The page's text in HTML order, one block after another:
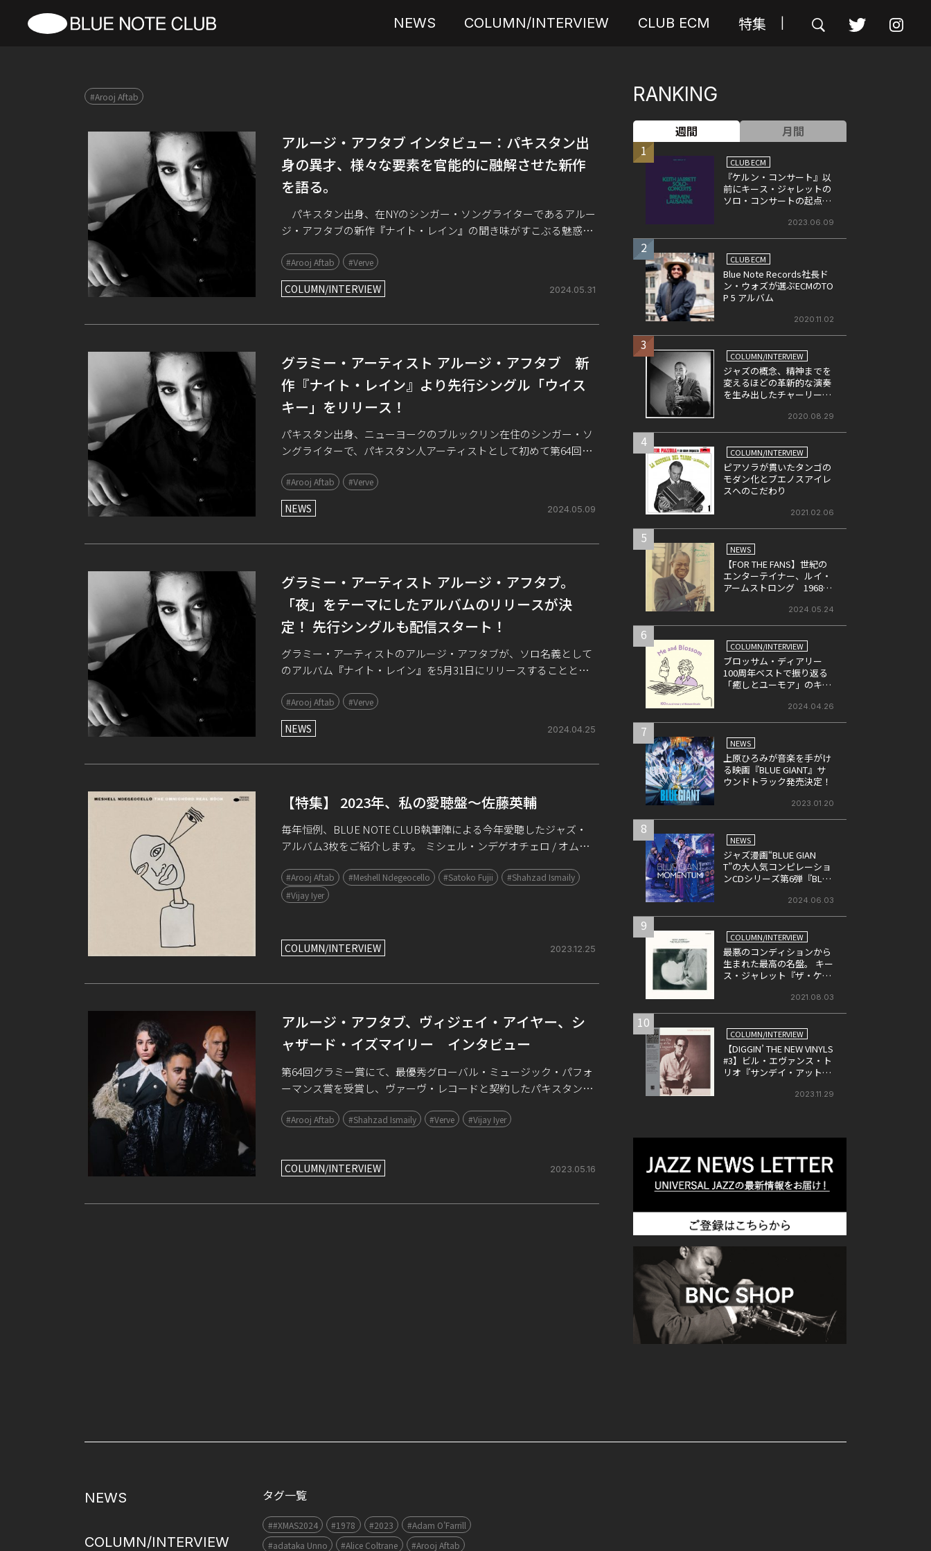
NEWS COLUMN/INTERVIEW CLUB ECM 特集
#Arooj Aftab
アルージ・アフタブ インタビュー：パキスタン出
身の異才、様々な要素を官能的に融解させた新作
を語る。
パキスタン出身、在NYのシンガー・ソングライターであるアルー
ジ・アフタブの新作『ナイト・レイン』の聞き味がすこぶる魅惑的
材で得た材料から、彼女のバックグラ […]
#Arooj Aftab #Verve
COLUMN/INTERVIEW 2024.05.31
グラミー・アーティスト アルージ・アフタブ 新
作『ナイト・レイン』より先行シングル「ウイス
キー」をリリース！
パキスタン出身、ニューヨークのブルックリン在住のシンガー・ソ
ングライターで、パキスタン人アーティストとして初めて第64回グ
ック・パフォーマンス賞を受賞したアルー […]
#Arooj Aftab #Verve
NEWS 2024.05.09
グラミー・アーティスト アルージ・アフタブ。
「夜」をテーマにしたアルバムのリリースが決
定！ 先行シングルも配信スタート！
グラミー・アーティストのアルージ・アフタブが、ソロ名義として
のアルバム『ナイト・レイン』を5月31日にリリースすることとな
配信、ミュージック・ビデ […]
#Arooj Aftab #Verve
NEWS 2024.04.25
【特集】 2023年、私の愛聴盤～佐藤英輔
毎年恒例、BLUE NOTE CLUB執筆陣による今年愛聴したジャズ・
アルバム3枚をご紹介します。 ミシェル・ンデゲオチェロ / オムニ
#Arooj Aftab #Meshell Ndegeocello #Satoko Fujii
#Shahzad Ismaily
#Vijay Iyer
COLUMN/INTERVIEW 2023.12.25
アルージ・アフタブ、ヴィジェイ・アイヤー、シ
ャザード・イズマイリー インタビュー
第64回グラミー賞にて、最優秀グローバル・ミュージック・パフォ
ーマンス賞を受賞し、ヴァーヴ・レコードと契約したパキスタン出
トされたピアニスト、ヴィジェイ・アイヤ […]
#Arooj Aftab #Shahzad Ismaily #Verve #Vijay Iyer
COLUMN/INTERVIEW 2023.05.16
RANKING
週間
月間
1
CLUB ECM
『ケルン・コンサート』以
前にキース・ジャレットの
ソロ・コンサートの起点と
2023.06.09
2
CLUB ECM
Blue Note Records社長ド
ン・ウォズが選ぶECMのTO
P 5 アルバム
2020.11.02
3
COLUMN/INTERVIEW
ジャズの概念、精神までを
変えるほどの革新的な演奏
を生み出したチャーリー・
2020.08.29
4
COLUMN/INTERVIEW
ピアソラが貫いたタンゴの
モダン化とブエノスアイレ
スへのこだわり
2021.02.06
5
NEWS
【FOR THE FANS】世紀の
エンターテイナー、ルイ・
アームストロング 1968年
ライヴ盤をリリース！
2024.05.24
6
COLUMN/INTERVIEW
ブロッサム・ディアリー
100周年ベストで振り返る
「癒しとユーモア」のキャ
2024.04.26
7
NEWS
上原ひろみが音楽を手がけ
る映画『BLUE GIANT』サ
ウンドトラック発売決定！
2023.01.20
8
NEWS
ジャズ漫画“BLUE GIAN
T”の大人気コンピレーショ
ンCDシリーズ第6弾『BLUE
2024.06.03
9
COLUMN/INTERVIEW
最悪のコンディションから
生まれた最高の名盤。 キー
ス・ジャレット『ザ・ケル
2021.08.03
10
COLUMN/INTERVIEW
【DIGGIN’ THE NEW VINYLS
#3】ビル・エヴァンス・ト
リオ『サンデイ・アット・
2023.11.29
NEWS
COLUMN/INTERVIEW
タグ一覧
##XMAS2024 #1978 #2023
#Adam O’Farrill
#adataka Unno
#Alice Coltrane #Arooj Aftab